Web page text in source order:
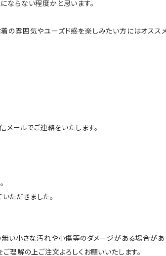
ならない程度かと思います。
の雰囲気やユーズド感を楽しみたい方にはオスス
メールでご連絡をいたします。
ただきました。
い小さな汚れや小傷等のダメージがある場合があ
理解の上ご注文よろしくお願いいたします。